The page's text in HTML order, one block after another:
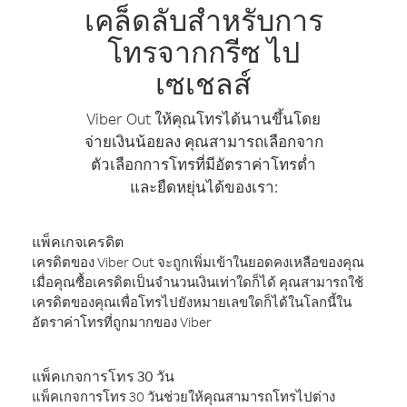
เคล็ดลับสำหรับการ
โทรจากกรีซ ไป
เซเชลส์
Viber Out ให้คุณโทรได้นานขึ้นโดย
จ่ายเงินน้อยลง คุณสามารถเลือกจาก
ตัวเลือกการโทรที่มีอัตราค่าโทรต่ำ
และยืดหยุ่นได้ของเรา:
แพ็คเกจเครดิต
เครดิตของ Viber Out จะถูกเพิ่มเข้าในยอดคงเหลือของคุณ
เมื่อคุณซื้อเครดิตเป็นจำนวนเงินเท่าใดก็ได้ คุณสามารถใช้
เครดิตของคุณเพื่อโทรไปยังหมายเลขใดก็ได้ในโลกนี้ใน
อัตราค่าโทรที่ถูกมากของ Viber
แพ็คเกจการโทร 30 วัน
แพ็คเกจการโทร 30 วันช่วยให้คุณสามารถโทรไปต่าง